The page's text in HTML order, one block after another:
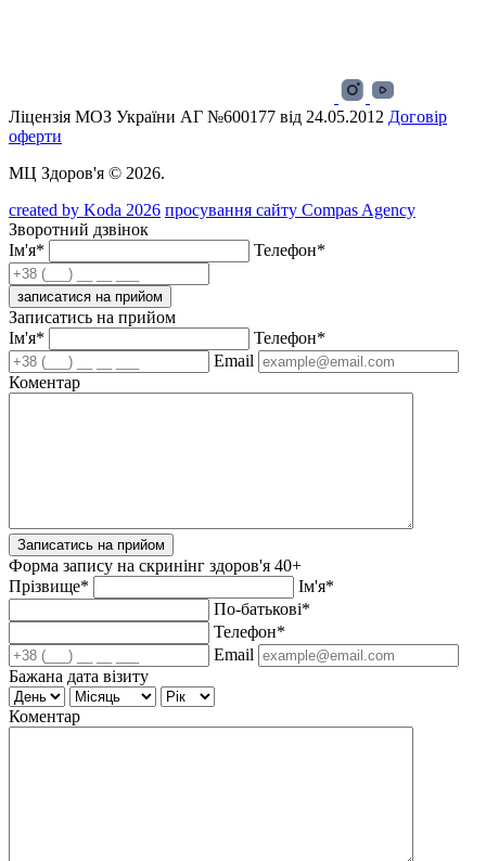
Ліцензія МОЗ України АГ №600177 від 24.05.2012 Договір
оферти
МЦ Здоров'я © 2026.
created by Koda 2026 просування сайту Compas Agency
Зворотний дзвінок
Ім'я*
Телефон*
записатися на прийом
Записатись на прийом
Ім'я*
Телефон*
Email
Коментар
Записатись на прийом
Форма запису на скринінг здоров'я 40+
Прізвище*
Ім'я*
По-батькові*
Телефон*
Email
Бажана дата візиту
Коментар